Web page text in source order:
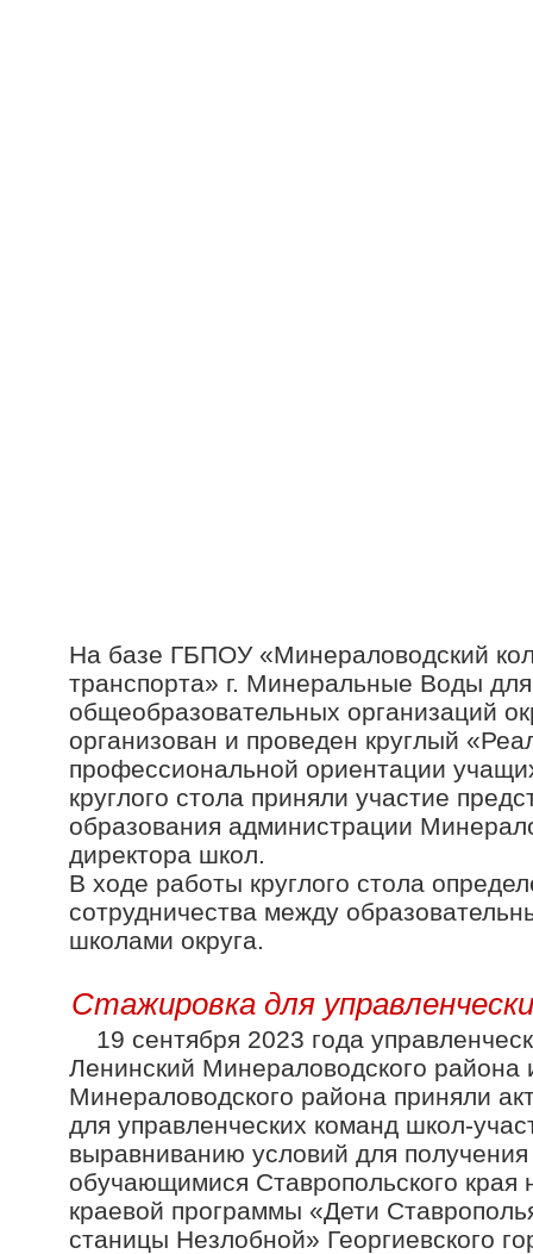
На базе ГБПОУ «Минераловодский
транспорта» г. Минеральные Воды
общеобразовательных организаций
организован и проведен круглый
профессиональной ориентации
круглого стола приняли участие
образования администрации
директора школ.
В ходе работы круглого стола
сотрудничества между
школами округа.
Cтажировка для
19 сентября 2023 года
Ленинский Минераловодского
Минераловодского района приняли
для управленческих команд школ-
выравниванию условий для
обучающимися Ставропольского края
краевой программы «Дети
станицы Незлобной» Георгиевского